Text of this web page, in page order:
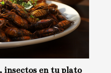
insectos en tu plato